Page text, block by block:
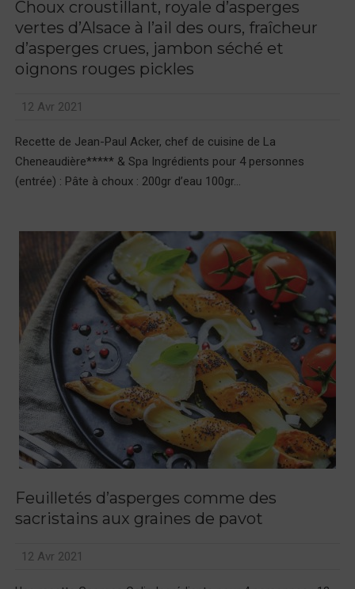
Choux croustillant, royale d’asperges
vertes d’Alsace à l’ail des ours, fraîcheur
d’asperges crues, jambon séché et
oignons rouges pickles
12 Avr 2021
Recette de Jean-Paul Acker, chef de cuisine de La
Cheneaudière***** & Spa Ingrédients pour 4 personnes
(entrée) : Pâte à choux : 200gr d’eau 100gr...
Feuilletés d’asperges comme des
sacristains aux graines de pavot
12 Avr 2021